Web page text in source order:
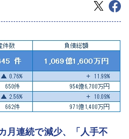
例
報
るご質問
連続で減少、「人手不